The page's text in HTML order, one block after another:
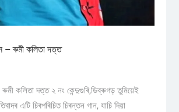
– ৰুমী কলিতা দত্ত
ৰুমী কলিতা দত্ত ২ নং কেন্দুগুৰি,ডিব্ৰুগড় তুমিয়েই
এটি চিৰপৰিচিত চিৰন্তন গান, যাচি দিয়া